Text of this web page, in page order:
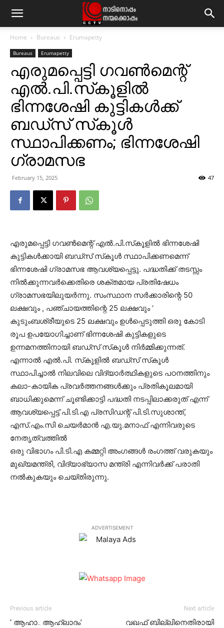
Home Bureaus Erumapetty
Bureaus Erumapetty
എരുമപ്പെട്ടി ഗവണ്‍മെന്റ്
എല്‍.പി.സ്‌കൂളില്‍
ഭിന്നശേഷി കുട്ടികള്‍ക്ക്
ബഡ്‌സ് സ്‌കൂള്‍
സ്ഥാപിക്കണം; ഭിന്നശേഷി
ഗ്രാമസഭ
February 15, 2025 47
എരുമപ്പെട്ടി ഗവണ്‍മെന്റ് എല്‍.പി.സ്‌കൂളില്‍ ഭിന്നശേഷി
കുട്ടികള്‍ക്കായി ബഡ്‌സ് സ്‌കൂള്‍ സ്ഥാപിക്കണമെന്ന്
ഭിന്നശേഷി ഗ്രാമസഭ ആവശ്യപ്പെട്ടു. പദ്ധതിക്ക് തടസ്സം
നില്‍ക്കുന്നവര്‍ക്കെതിരെ ശക്തമായ പ്രതിഷേധം
ഗ്രാമസഭയിലുയര്‍ന്നു. സംസ്ഥാന സര്‍ക്കാരിന്റെ 50
ലക്ഷവും , പഞ്ചായത്തിന്റെ 25 ലക്ഷവും ‘
കുടുംബശ്രീയുടെ 25 ലക്ഷവും ഉള്‍പ്പെടുത്തി ഒരു കോടി
രൂപ ഉപയോഗിച്ചാണ് ഭിന്നശേഷി കുട്ടികളുടെ
ഉന്നമനത്തിനായി ബഡ്‌സ് സ്‌കൂള്‍ നിര്‍മ്മിക്കുന്നത്.
എന്നാല്‍ എല്‍.പി. സ്‌കൂളില്‍ ബഡ്‌സ് സ്‌കൂള്‍
സ്ഥാപിച്ചാല്‍ നിലവിലെ വിദ്യാര്‍ത്ഥികളുടെ പഠനത്തിനും
കലാ-കായിക പ്രവര്‍ത്തനങ്ങള്‍ക്കും പ്രതികൂലമായി
ബാധിക്കുമെന്ന് ചൂണ്ടിക്കാട്ടി പദ്ധതി നടപ്പിലാക്കരുത് എന്ന്
ആവശ്യപ്പെട്ട് പി.ടി.എ പ്രസിഡന്റ് പി.ടി.സുശാന്ത്,
എസ്.എം.സി ചെയര്‍മാന്‍ എ.യു.മനാഫ് എന്നിവരുടെ
നേതൃത്വത്തില്‍
ഒരു വിഭാഗം പി.ടി.എ കമ്മറ്റി അംഗങ്ങള്‍ രംഗത്ത് വരുകയും
മുഖ്യമന്ത്രി, വിദ്യാഭ്യാസ മന്ത്രി എന്നിവര്‍ക്ക് പരാതി
നല്‍കുകയും ചെയ്തിരുന്നു.
ADVERTISEMENT
Previous article
‘ ആഹാ.. ആഹ്ലാദം’
Next article
വഖഫ് ബില്ലിനെതിരായി